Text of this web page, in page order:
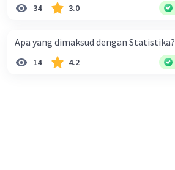
34 3.0
Apa yang dimaksud dengan Statistika?
14 4.2